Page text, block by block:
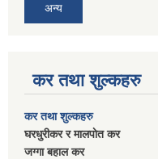
अन्य
कर तथा शुल्कहरु
कर तथा शुल्कहरु
घरधुरीकर र मालपाेत कर
जग्गा बहाल कर